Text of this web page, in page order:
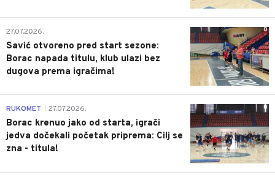
0
27.07.2026.
Savić otvoreno pred start sezone:
Borac napada titulu, klub ulazi bez
dugova prema igračima!
0
RUKOMET 27.07.2026.
Borac krenuo jako od starta, igrači
jedva dočekali početak priprema: Cilj se
zna - titula!